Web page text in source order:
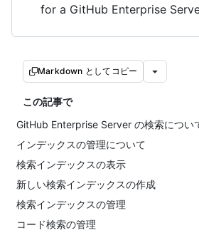
for a GitHub Enterprise
Markdown としてコピー
この記事で
GitHub Enterprise Server の検索につい
インデックスの管理について
検索インデックスの表示
新しい検索インデックスの作成
検索インデックスの管理
コード検索の管理